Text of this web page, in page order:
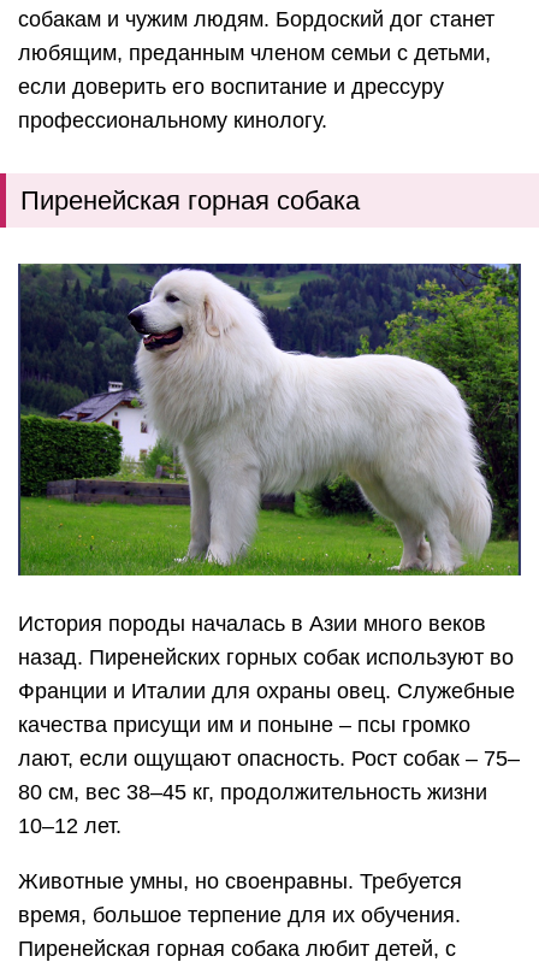
собакам и чужим людям. Бордоский дог станет
любящим, преданным членом семьи с детьми,
если доверить его воспитание и дрессуру
профессиональному кинологу.
Пиренейская горная собака
История породы началась в Азии много веков
назад. Пиренейских горных собак используют во
Франции и Италии для охраны овец. Служебные
качества присущи им и поныне – псы громко
лают, если ощущают опасность. Рост собак – 75–
80 см, вес 38–45 кг, продолжительность жизни
10–12 лет.
Животные умны, но своенравны. Требуется
время, большое терпение для их обучения.
Пиренейская горная собака любит детей, с